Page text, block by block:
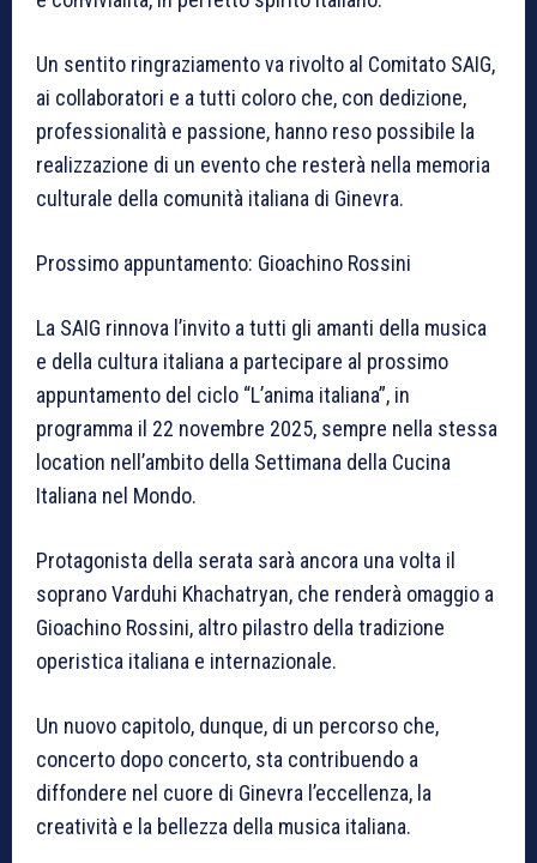
Un sentito ringraziamento va rivolto al Comitato SAIG,
ai collaboratori e a tutti coloro che, con dedizione,
professionalità e passione, hanno reso possibile la
realizzazione di un evento che resterà nella memoria
culturale della comunità italiana di Ginevra.
Prossimo appuntamento: Gioachino Rossini
La SAIG rinnova l’invito a tutti gli amanti della musica
e della cultura italiana a partecipare al prossimo
appuntamento del ciclo “L’anima italiana”, in
programma il 22 novembre 2025, sempre nella stessa
location nell’ambito della Settimana della Cucina
Italiana nel Mondo.
Protagonista della serata sarà ancora una volta il
soprano Varduhi Khachatryan, che renderà omaggio a
Gioachino Rossini, altro pilastro della tradizione
operistica italiana e internazionale.
Un nuovo capitolo, dunque, di un percorso che,
concerto dopo concerto, sta contribuendo a
diffondere nel cuore di Ginevra l’eccellenza, la
creatività e la bellezza della musica italiana.